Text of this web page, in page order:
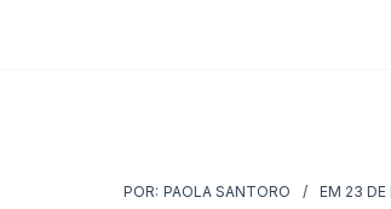
POR: PAOLA SANTORO EM 23 DE